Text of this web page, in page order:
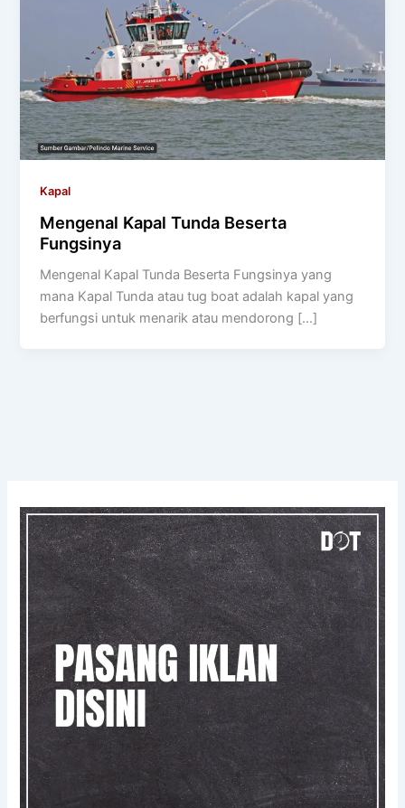
Kapal
Mengenal Kapal Tunda Beserta
Fungsinya
Mengenal Kapal Tunda Beserta Fungsinya yang
mana Kapal Tunda atau tug boat adalah kapal yang
berfungsi untuk menarik atau mendorong […]